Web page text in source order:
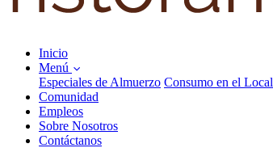
Inicio
Menú
Especiales de Almuerzo Consumo en el Local
Comunidad
Empleos
Sobre Nosotros
Contáctanos